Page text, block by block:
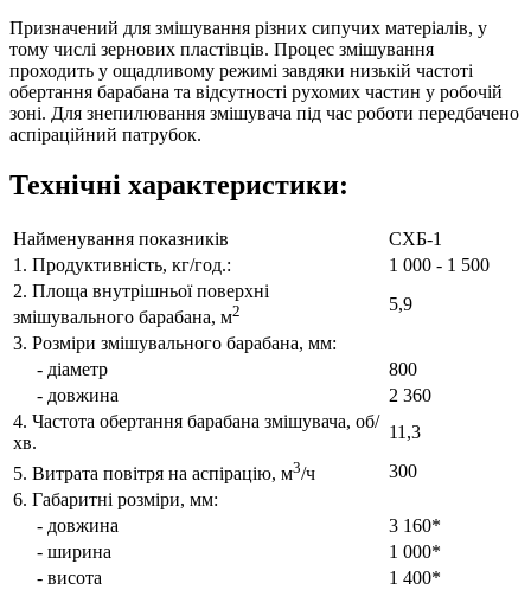
Призначений для змішування різних сипучих матеріалів, у
тому числі зернових пластівців. Процес змішування
проходить у ощадливому режимі завдяки низькій частоті
обертання барабана та відсутності рухомих частин у робочій
зоні. Для знепилювання змішувача під час роботи передбачено
аспіраційний патрубок.
Технічні характеристики:
Найменування показників
СХБ-1
1. Продуктивність, кг/год.:
1 000 - 1 500
2. Площа внутрішньої поверхні
змішувального барабана, м2
5,9
3. Розміри змішувального барабана, мм:
- діаметр
800
- довжина
2 360
4. Частота обертання барабана змішувача, об/
хв.
11,3
5. Витрата повітря на аспірацію, м3/ч
300
6. Габаритні розміри, мм:
- довжина
3 160*
- ширина
1 000*
- висота
1 400*